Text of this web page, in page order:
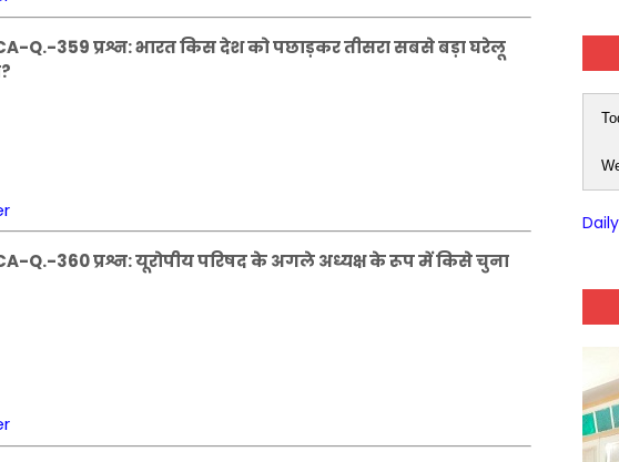
Q.-359 प्रश्न: भारत किस देश को पछाड़कर तीसरा सबसे बड़ा घरेलू
Q.-360 प्रश्न: यूरोपीय परिषद के अगले अध्यक्ष के रूप में किसे चुना